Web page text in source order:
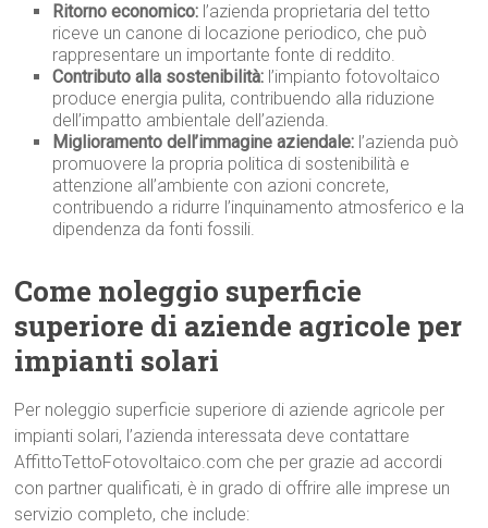
Ritorno economico: l’azienda proprietaria del tetto
riceve un canone di locazione periodico, che può
rappresentare un importante fonte di reddito.
Contributo alla sostenibilità: l’impianto fotovoltaico
produce energia pulita, contribuendo alla riduzione
dell’impatto ambientale dell’azienda.
Miglioramento dell’immagine aziendale: l’azienda può
promuovere la propria politica di sostenibilità e
attenzione all’ambiente con azioni concrete,
contribuendo a ridurre l’inquinamento atmosferico e la
dipendenza da fonti fossili.
Come noleggio superficie
superiore di aziende agricole per
impianti solari
Per noleggio superficie superiore di aziende agricole per
impianti solari, l’azienda interessata deve contattare
AffittoTettoFotovoltaico.com che per grazie ad accordi
con partner qualificati, è in grado di offrire alle imprese un
servizio completo, che include: